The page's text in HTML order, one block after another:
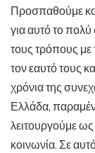
Προσπαθούμε
για αυτό το πολύ
τους τρόπους
τον εαυτό τους
χρόνια της
Ελλάδα,
λειτουργούμε ως
κοινωνία. Σε